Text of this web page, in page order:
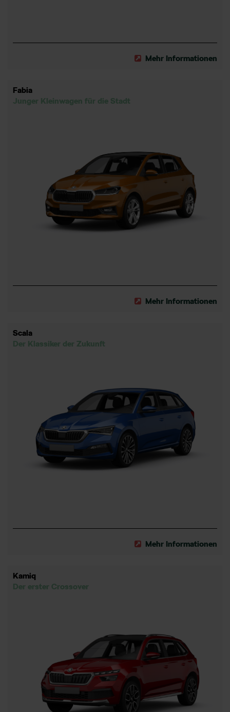
Mehr Informationen
Fabia
Junger Kleinwagen für die Stadt
Mehr Informationen
Scala
Der Klassiker der Zukunft
Mehr Informationen
Kamiq
Der erster Crossover